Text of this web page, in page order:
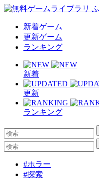
新着ゲーム
更新ゲーム
ランキング
新着
更新
ランキング
#ホラー
#探索